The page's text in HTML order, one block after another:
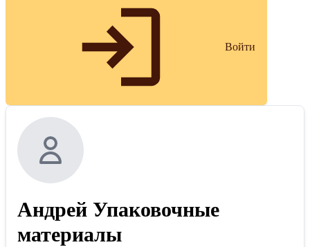
Войти
Андрей Упаковочные
материалы